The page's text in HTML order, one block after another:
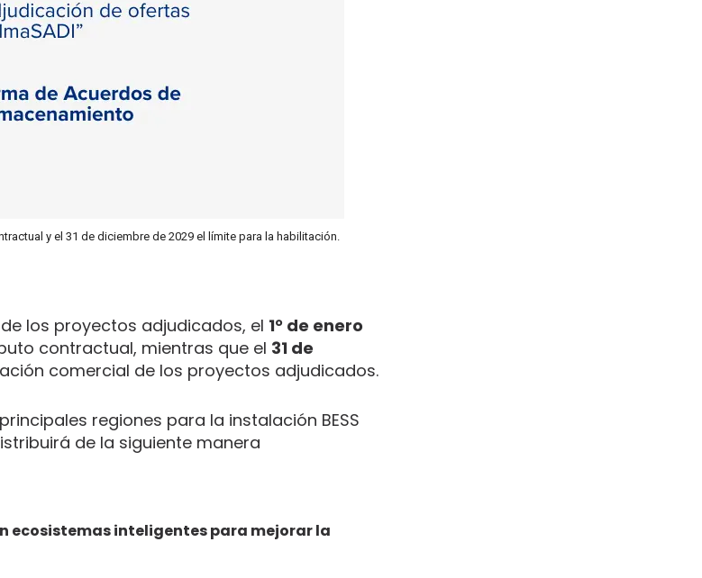
y el 31 de diciembre de 2029 el límite para la habilitación.
los proyectos adjudicados, el 1° de enero
contractual, mientras que el 31 de
comercial de los proyectos adjudicados.
regiones para la instalación BESS
de la siguiente manera
ecosistemas inteligentes para mejorar la